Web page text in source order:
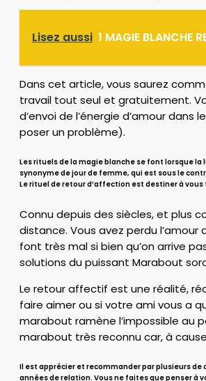
Lisez aussi 1 MAGIE BLANCHE
Dans cet article, vous saurez
travail tout seul et gratuitement.
d’envoi de l’énergie d’amour
poser un problème).
Les rituels de la magie blanche se font lorsque
synonyme de jour de femme, qui est sous le
Le rituel de retour d’affection est destiner à
Connu depuis des siècles, et plus
distance. Vous avez perdu
font très mal si bien qu’on arrive
solutions du puissant Marabout
Le retour affectif est une réalité,
faire aimer ou si votre ami vous a
marabout ramène l’impossible au
marabout très reconnu car, à
Il est apprécier et recommander par plusieurs de
années de relation. Vous ne faites que penser à